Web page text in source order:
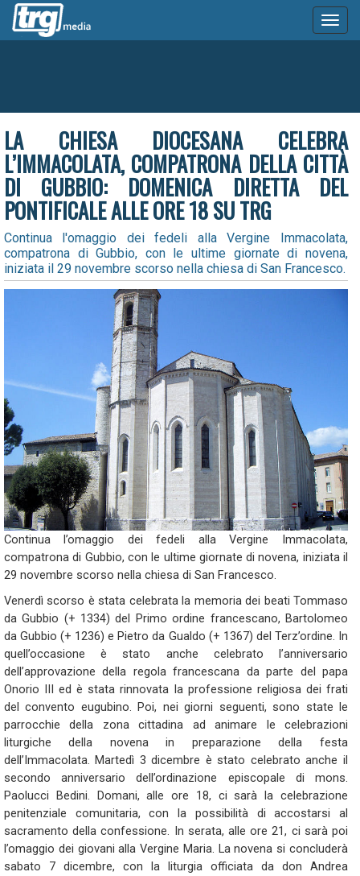
LA CHIESA DIOCESANA CELEBRA
L’IMMACOLATA, COMPATRONA DELLA CITTÀ
DI GUBBIO: DOMENICA DIRETTA DEL
PONTIFICALE ALLE ORE 18 SU TRG
Continua l'omaggio dei fedeli alla Vergine Immacolata,
compatrona di Gubbio, con le ultime giornate di novena,
iniziata il 29 novembre scorso nella chiesa di San Francesco.
Continua l’omaggio dei fedeli alla Vergine Immacolata,
compatrona di Gubbio, con le ultime giornate di novena, iniziata il
29 novembre scorso nella chiesa di San Francesco.
Venerdì scorso è stata celebrata la memoria dei beati Tommaso
da Gubbio (+ 1334) del Primo ordine francescano, Bartolomeo
da Gubbio (+ 1236) e Pietro da Gualdo (+ 1367) del Terz’ordine. In
quell’occasione è stato anche celebrato l’anniversario
dell’approvazione della regola francescana da parte del papa
Onorio III ed è stata rinnovata la professione religiosa dei frati
del convento eugubino. Poi, nei giorni seguenti, sono state le
parrocchie della zona cittadina ad animare le celebrazioni
liturgiche della novena in preparazione della festa
dell’Immacolata. Martedì 3 dicembre è stato celebrato anche il
secondo anniversario dell’ordinazione episcopale di mons.
Paolucci Bedini. Domani, alle ore 18, ci sarà la celebrazione
penitenziale comunitaria, con la possibilità di accostarsi al
sacramento della confessione. In serata, alle ore 21, ci sarà poi
l’omaggio dei giovani alla Vergine Maria. La novena si concluderà
sabato 7 dicembre, con la liturgia officiata da don Andrea